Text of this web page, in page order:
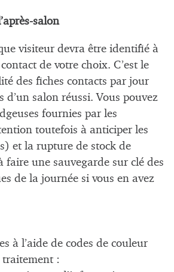
salon
visiteur devra être identifié à
de votre choix. C’est le
des fiches contacts par jour
d’un salon réussi. Vous pouvez
fournies par les
toutefois à anticiper les
et la rupture de stock de
faire une sauvegarde sur clé des
de la journée si vous en avez
à l’aide de codes de couleur
: